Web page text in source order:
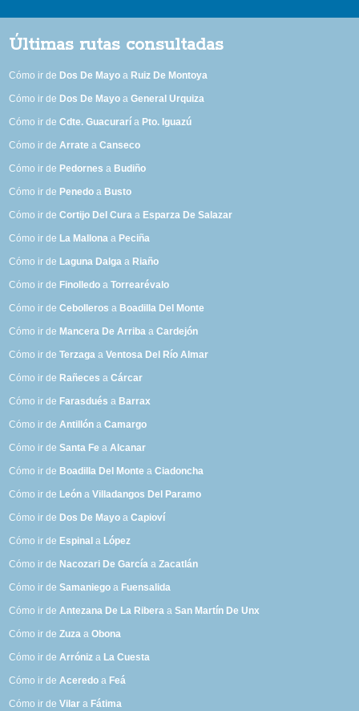
Últimas rutas consultadas
Cómo ir de Dos De Mayo a Ruiz De Montoya
Cómo ir de Dos De Mayo aGeneral Urquiza
Cómo ir deCdte. Guacurarí a Pto. Iguazú
Cómo ir deArrate aCanseco
Cómo ir de Pedornes a Budiño
Cómo ir de Penedo a Busto
Cómo ir deCortijo Del Cura a Esparza De Salazar
Cómo ir de La Mallona a Peciña
Cómo ir de Laguna Dalga a Riaño
Cómo ir de Finolledo aTorrearévalo
Cómo ir deCebolleros a Boadilla Del Monte
Cómo ir de Mancera De Arriba aCardejón
Cómo ir deTerzaga aVentosa Del Río Almar
Cómo ir de Rañeces aCárcar
Cómo ir de Farasdués a Barrax
Cómo ir deAntillón aCamargo
Cómo ir deSanta Fe aAlcanar
Cómo ir de Boadilla Del Monte aCiadoncha
Cómo ir de León aVilladangos Del Paramo
Cómo ir de Dos De Mayo aCapioví
Cómo ir de Espinal a López
Cómo ir de Nacozari De García aZacatlán
Cómo ir deSamaniego a Fuensalida
Cómo ir deAntezana De La Ribera aSan Martín De Unx
Cómo ir deZuza aObona
Cómo ir deArróniz a La Cuesta
Cómo ir deAceredo a Feá
Cómo ir deVilar a Fátima